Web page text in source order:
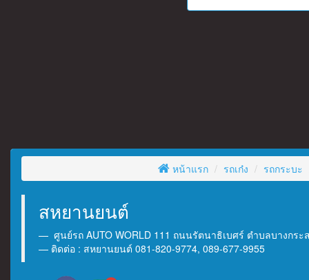
หน้าแรก รถเก๋ง รถกระบะ
สหยานยนต์
ศูนย์รถ AUTO WORLD 111 ถนนรัตนาธิเบศร์ ตำบลบางกร
ติดต่อ : สหยานยนต์ 081-820-9774, 089-677-9955